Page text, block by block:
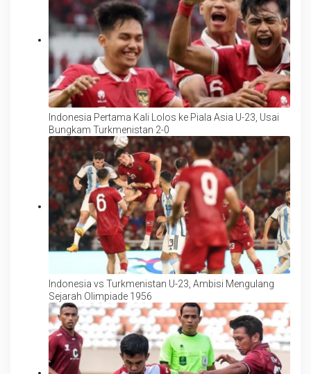
Indonesia Pertama Kali Lolos ke Piala Asia U-23, Usai
Bungkam Turkmenistan 2-0
Indonesia vs Turkmenistan U-23, Ambisi Mengulang
Sejarah Olimpiade 1956